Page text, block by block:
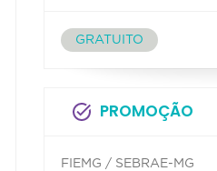
GRATUITO
PROMOÇÃO
FIEMG / SEBRAE-MG